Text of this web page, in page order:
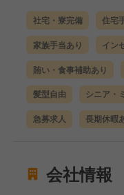
社宅・寮完備 住宅
家族手当あり イン
賄い・食事補助あり
髪型自由 シニア・
急募求人 長期休暇
会社情報